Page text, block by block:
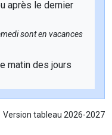
après le dernier
sont en vacances
matin des jours
Version tableau 2026-2027